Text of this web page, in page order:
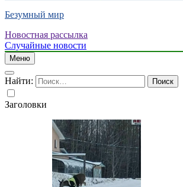
Безумный мир
Новостная рассылка
Случайные новости
Меню
Найти:
Заголовки